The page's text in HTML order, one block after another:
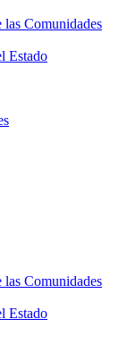
Comunidades
Estado
Comunidades
Estado